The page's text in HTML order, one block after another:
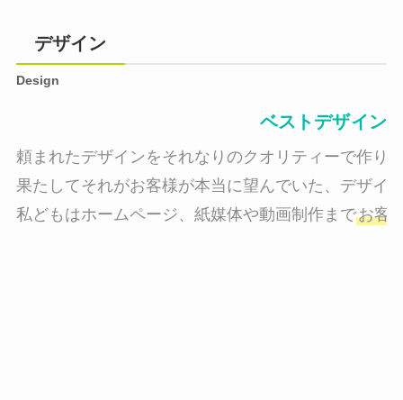
デザイン
Design
ベストデザイン
頼まれたデザインをそれなりのクオリティーで作り
果たしてそれがお客様が本当に望んでいた、デザイ
私どもはホームページ、紙媒体や動画制作までお客